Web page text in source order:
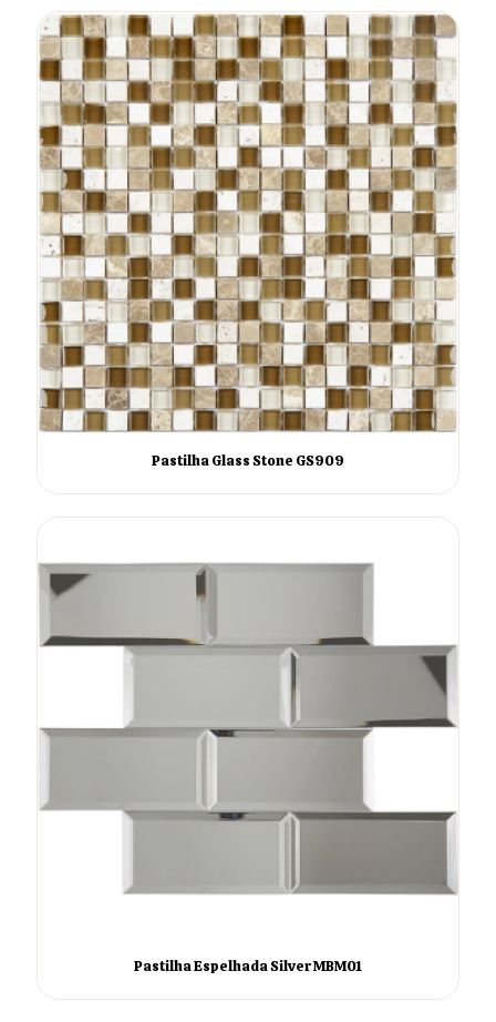
Pastilha Glass Stone GS909
Pastilha Espelhada Silver MBM01